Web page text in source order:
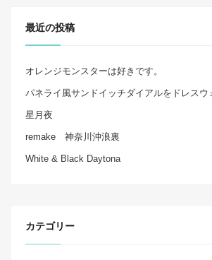
最近の投稿
オレンジモンスターは好きです。
パネライ風サンドイッチダイアルをドレスウ
星月夜
remake 神奈川沖浪裏
White & Black Daytona
カテゴリー